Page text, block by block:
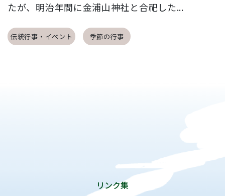
たが、明治年間に金浦山神社と合祀した...
伝統行事・イベント 季節の行事
リンク集